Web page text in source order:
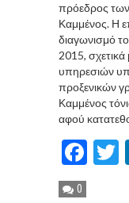
πρόεδρος
Καμμένος. Η
διαγωνισμό
2015,
υπηρεσιών
προξενικών
Καμμένος
αφού
0